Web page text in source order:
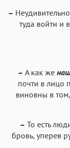
–
туда войти и
– А как же
почти в лицо
виновны в
– То есть
бровь, уперев